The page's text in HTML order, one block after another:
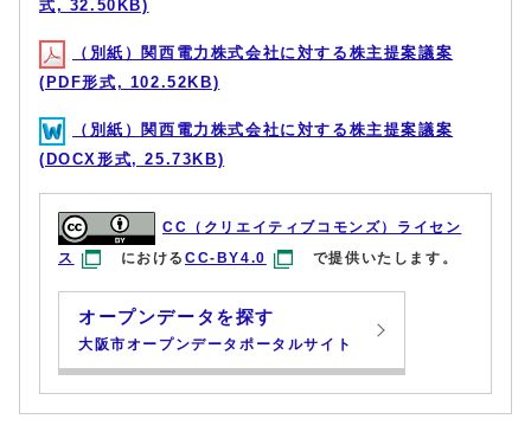
式, 32.50KB)
（別紙）関西電力株式会社に対する株主提案議案
(PDF形式, 102.52KB)
（別紙）関西電力株式会社に対する株主提案議案
(DOCX形式, 25.73KB)
CC（クリエイティブコモンズ）ライセン
ス
におけるCC-BY4.0 で提供いたします。
オープンデータを探す
大阪市オープンデータポータルサイト